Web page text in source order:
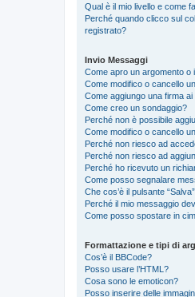
Qual è il mio livello e come
Perché quando clicco sul
registrato?
Invio Messaggi
Come apro un argomento o
Come modifico o cancello
Come aggiungo una firma
Come creo un sondaggio?
Perché non è possibile
Come modifico o cancello
Perché non riesco ad
Perché non riesco ad
Perché ho ricevuto un
Come posso segnalare
Che cos’è il pulsante
Perché il mio messaggio
Come posso spostare in
Formattazione e tipi di
Cos’è il BBCode?
Posso usare l’HTML?
Cosa sono le emoticon?
Posso inserire delle